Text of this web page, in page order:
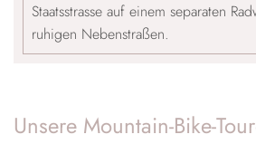
Staatsstrasse auf einem separaten
ruhigen Nebenstraßen.
Unsere Mountain-Bike-